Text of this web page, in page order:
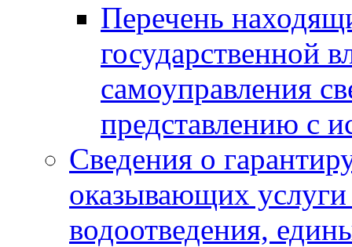
Перечень
государственной
самоуправления
представлению с
Сведения о
оказывающих
водоотведения,